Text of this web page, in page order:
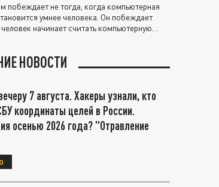
побеждает не тогда, когда компьютерная
умнее человека. Он побеждает
человек начинает считать компьютерную
НОВОСТИ
7 августа. Хакеры узнали, кто
координаты целей в России.
осенью 2026 года? "Отравление